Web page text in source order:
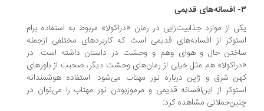
از موارد جذابیت‌زایی در رمان «دراکولا» مربوط به استفاده برام
از افسانه‌های قدیمی است که کاربردهای مختلفی ازجمله
حال و هوای وهم و وحشت در داستان داشته است. در
هم مثل خیلی از رمان‌های وحشت دیگر، صحبت از باورهای
شرق و ژاپن درباره نور مهتاب می‌شود. استفاده هوشمندانه
از این‌افسانه قدیمی و مرموزبودن نور مهتاب را می‌توان در
مشاهده کرد: